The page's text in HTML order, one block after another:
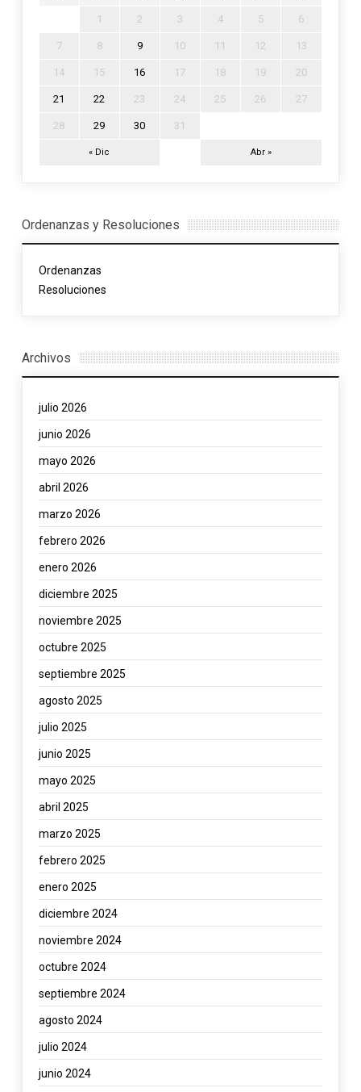
« Dic Abr »
1 2 3 4 5 6
7 8 9 10 11 12 13
14 15 16 17 18 19 20
21 22 23 24 25 26 27
28 29 30 31
Ordenanzas y Resoluciones
Ordenanzas
Resoluciones
Archivos
julio 2026
junio 2026
mayo 2026
abril 2026
marzo 2026
febrero 2026
enero 2026
diciembre 2025
noviembre 2025
octubre 2025
septiembre 2025
agosto 2025
julio 2025
junio 2025
mayo 2025
abril 2025
marzo 2025
febrero 2025
enero 2025
diciembre 2024
noviembre 2024
octubre 2024
septiembre 2024
agosto 2024
julio 2024
junio 2024